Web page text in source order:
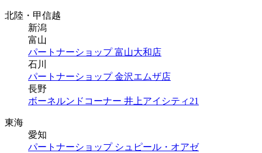
北陸・甲信越
新潟
富山
パートナーショップ 富山大和店
石川
パートナーショップ 金沢エムザ店
長野
ボーネルンドコーナー 井上アイシティ21
東海
愛知
パートナーショップ シュピール・オアゼ